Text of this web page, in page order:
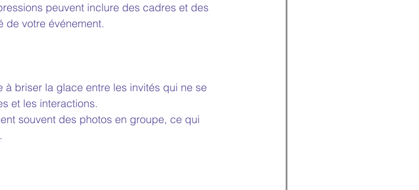
peuvent inclure des cadres et des
de votre événement.
briser la glace entre les invités qui ne se
et les interactions.
souvent des photos en groupe, ce qui